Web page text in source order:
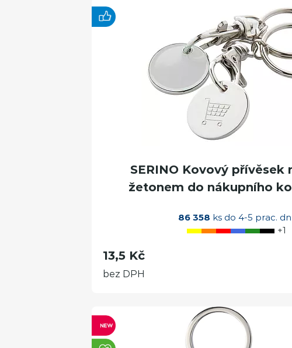
SERINO Kovový přívěsek
žetonem do nákupního
86 358 ks do 4-5 prac.
13,5 Kč
bez DPH
+1